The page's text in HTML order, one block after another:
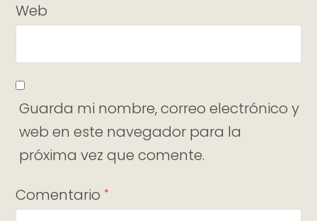
Web
Guarda mi nombre, correo electrónico y
web en este navegador para la
próxima vez que comente.
Comentario *